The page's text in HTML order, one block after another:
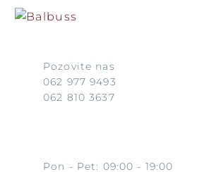
Pozovite nas
062 977 9493
062 810 3637
Pon - Pet: 09:00 - 19:00